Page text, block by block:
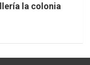
la colonia